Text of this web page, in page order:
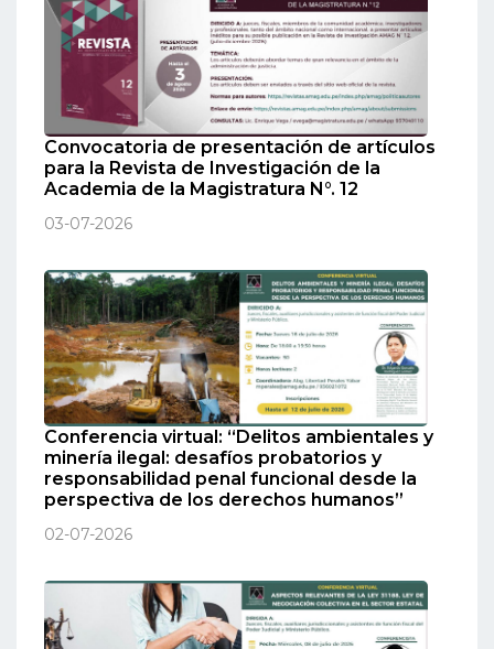
Convocatoria de presentación de artículos
para la Revista de Investigación de la
Academia de la Magistratura N°. 12
03-07-2026
Conferencia virtual: “Delitos ambientales y
minería ilegal: desafíos probatorios y
responsabilidad penal funcional desde la
perspectiva de los derechos humanos”
02-07-2026